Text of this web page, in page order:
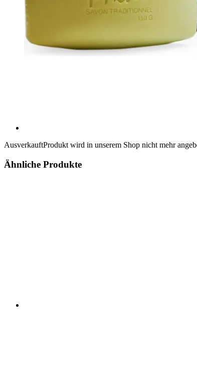
AusverkauftProdukt wird in unserem Shop nicht mehr
Ähnliche Produkte